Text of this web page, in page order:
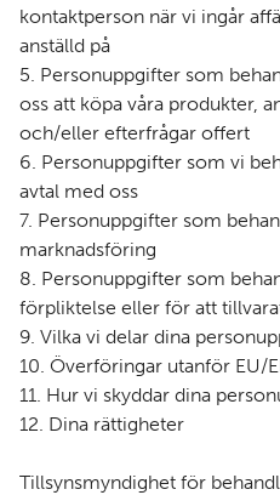
kontaktperson när vi ingår
anställd på
5. Personuppgifter som
oss att köpa våra produkter,
och/eller efterfrågar offert
6. Personuppgifter som vi
avtal med oss
7. Personuppgifter som
marknadsföring
8. Personuppgifter som
förpliktelse eller för att
9. Vilka vi delar dina
10. Överföringar utanför EU/
11. Hur vi skyddar dina
12. Dina rättigheter
Tillsynsmyndighet för